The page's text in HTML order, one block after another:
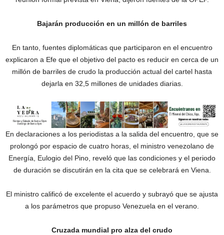
Bajarán producción en un millón de barriles
En tanto, fuentes diplomáticas que participaron en el encuentro
explicaron a Efe que el objetivo del pacto es reducir en cerca de un
millón de barriles de crudo la producción actual del cartel hasta
dejarla en 32,5 millones de unidades diarias.
En declaraciones a los periodistas a la salida del encuentro, que se
prolongó por espacio de cuatro horas, el ministro venezolano de
Energía, Eulogio del Pino, reveló que las condiciones y el periodo
de duración se discutirán en la cita que se celebrará en Viena.
El ministro calificó de excelente el acuerdo y subrayó que se ajusta
a los parámetros que propuso Venezuela en el verano.
Cruzada mundial pro alza del crudo